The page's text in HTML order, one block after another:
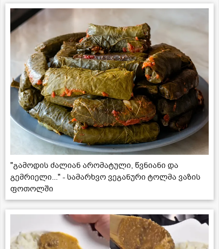
"გამოდის ძალიან არომატული, წვნიანი და
გემრიელი..." - სამარხვო ვეგანური ტოლმა ვაზის
ფოთოლში